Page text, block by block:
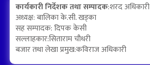
कार्यकारी निर्देशक तथा सम्पादक:शरद अधिकारी
अध्यक्ष: बालिका के.सी. खड्का
सह सम्पादक: दिपक केसी
सल्लाहकार:सिताराम चौधरी
बजार तथा लेखा प्रमुख:कविराज अधिकारी